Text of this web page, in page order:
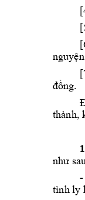
đồng.
thành,
như
-
tình ly